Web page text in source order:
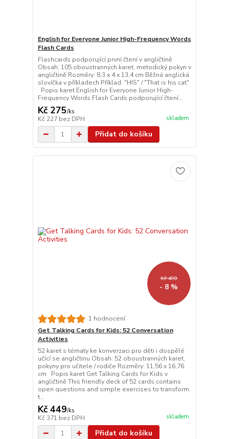
English for Everyone Junior High-Frequency Words
Flash Cards
Flashcards podporující první čtení v angličtině
Obsah: 105 oboustranných karet, metodický pokyn v
angličtině Rozměry: 8,3 x 4 x 13,4 cm Běžná anglická
slovíčka v příkladech Příklad: "HIS" / "That is his cat"
Popis karet English for Everyone Junior High-
Frequency Words Flash Cards podporující čtení...
Kč 275/ks
Kč 227 bez DPH skladem
Přidat do košíku
Kč 490
- 8 %
1 hodnocení
Get Talking Cards for Kids: 52 Conversation
Activities
52 karet s tématy ke konverzaci pro děti i dospělé
učící se angličtinu Obsah: 52 oboustranných karet,
pokyny pro učitele / rodiče Rozměry: 11,56 x 16,76
cm Popis karet Get Talking Cards for Kids v
angličtině This friendly deck of 52 cards contains
open questions and simple exercises to transform
t...
Kč 449/ks
Kč 371 bez DPH skladem
Přidat do košíku